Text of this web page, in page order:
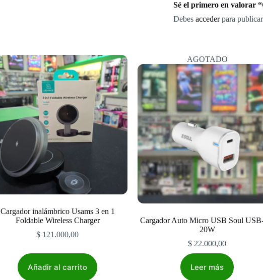
Sé el primero en valorar
Debes accederpara
Cargador inalámbrico Usams 3 en 1
Foldable Wireless Charger
$ 121.000,00
Añadir al carrito
AGOTADO
Cargador Auto Micro USB Soul
20W
$ 22.000,00
Leer más